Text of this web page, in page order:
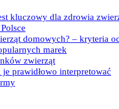
kluczowy dla zdrowia
domowych? – kryteria
marek
zwierząt
prawidłowo interpretować